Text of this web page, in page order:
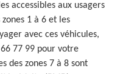
accessibles aux usagers
1 à 6 et les
avec ces véhicules,
77 99 pour votre
des zones 7 à 8 sont